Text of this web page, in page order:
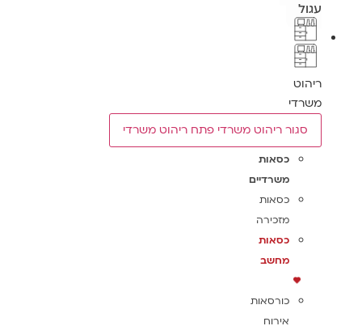
עגול
ריהוט
משרדי
סגור ריהוט משרדי פתח ריהוט משרדי
כסאות
משרדיים
כסאות
מזכירה
כסאות
מחשב
כורסאות
אירוח